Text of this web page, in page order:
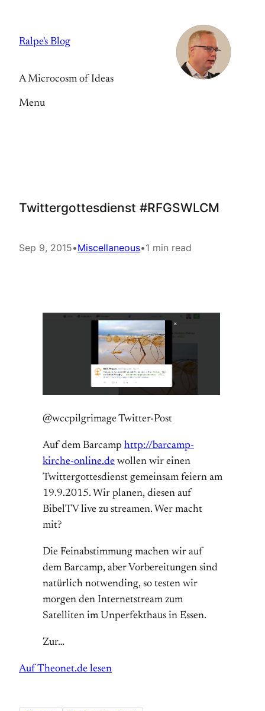
content
Ralpe's Blog
A Microcosm of Ideas
Menu
Twittergottesdienst #RFGSWLCM
Sep 9, 2015•Miscellaneous•1 min read
@wccpilgrimage Twitter-Post
Auf dem Barcamp http://barcamp-
kirche-online.de wollen wir einen
Twittergottesdienst gemeinsam feiern am
19.9.2015. Wir planen, diesen auf
BibelTV live zu streamen. Wer macht
mit?
Die Feinabstimmung machen wir auf
dem Barcamp, aber Vorbereitungen sind
natürlich notwending, so testen wir
morgen den Internetstream zum
Satelliten im Unperfekthaus in Essen.
Zur…
Auf Theonet.de lesen